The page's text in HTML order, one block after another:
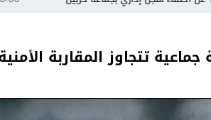
تتجاوز المقاربة